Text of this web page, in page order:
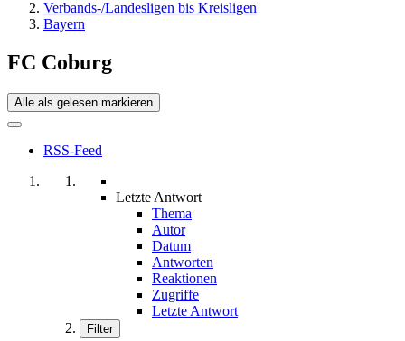
Verbands-/Landesligen bis Kreisligen
Bayern
FC Coburg
Alle als gelesen markieren
RSS-Feed
Letzte Antwort
Thema
Autor
Datum
Antworten
Reaktionen
Zugriffe
Letzte Antwort
Filter